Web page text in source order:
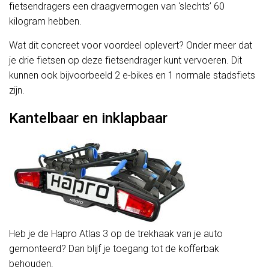
fietsendragers een draagvermogen van ‘slechts’ 60
kilogram hebben.
Wat dit concreet voor voordeel oplevert? Onder meer dat
je drie fietsen op deze fietsendrager kunt vervoeren. Dit
kunnen ook bijvoorbeeld 2 e-bikes en 1 normale stadsfiets
zijn.
Kantelbaar en inklapbaar
Heb je de Hapro Atlas 3 op de trekhaak van je auto
gemonteerd? Dan blijf je toegang tot de kofferbak
behouden.